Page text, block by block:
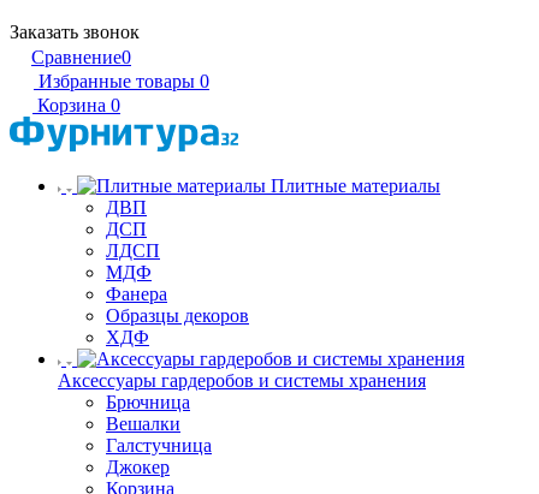
Заказать звонок
Сравнение0
Избранные товары 0
Корзина 0
Плитные материалы
ДВП
ДСП
ЛДСП
МДФ
Фанера
Образцы декоров
ХДФ
Аксессуары гардеробов и системы хранения
Брючница
Вешалки
Галстучница
Джокер
Корзина